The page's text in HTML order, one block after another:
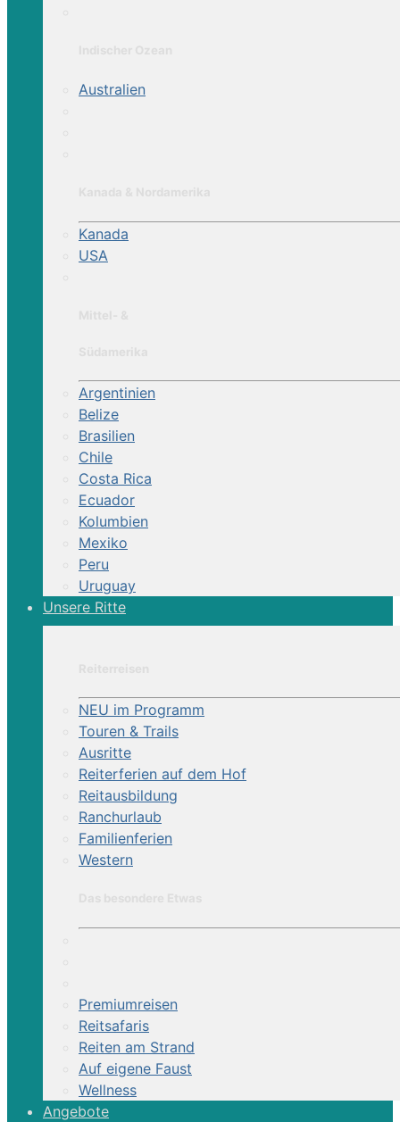
Australien
Kanada
USA
Argentinien
Belize
Brasilien
Chile
Costa Rica
Ecuador
Kolumbien
Mexiko
Peru
Uruguay
Unsere Ritte
NEU im Programm
Touren & Trails
Ausritte
Reiterferien auf dem Hof
Reitausbildung
Ranchurlaub
Familienferien
Western
Premiumreisen
Reitsafaris
Reiten am Strand
Auf eigene Faust
Wellness
Angebote